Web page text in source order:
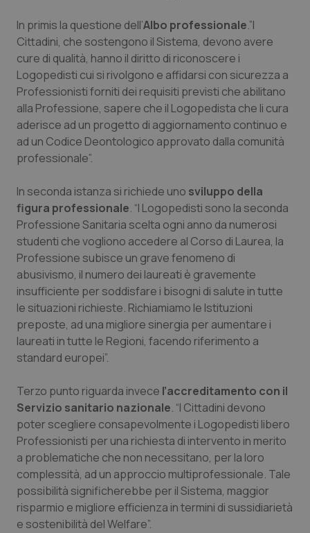
Provincia Autonoma di Trento
Puglia
Sardegna
Sicilia
Umbria
Valle D’Aosta
Veneto
Ipertensione & Scompenso
Malattie rare
Malattia di Crohn & Rettocolite Ulcerosa
Neuroscienze & patologie neurodegenerative
Oftalmologia
Oncodermatologia
Oncoematologia
Oncologia & Nutrizione
Psoriasi & pelle
Quotidiano Cardiologia
Quotidiano Chirurgia
Quotidiano Oncologia
Quotidiano Pediatria
In primis la questione dell’Albo professionale.”I
Cittadini, che sostengono il Sistema, devono avere
cure di qualità, hanno il diritto di riconoscere i
Logopedisti cui si rivolgono e affidarsi con sicurezza a
Professionisti forniti dei requisiti previsti che abilitano
alla Professione, sapere che il Logopedista che li cura
aderisce ad un progetto di aggiornamento continuo e
ad un Codice Deontologico approvato dalla comunità
professionale”.
In seconda istanza si richiede uno sviluppo della
figura professionale. “I Logopedisti sono la seconda
Professione Sanitaria scelta ogni anno da numerosi
studenti che vogliono accedere al Corso di Laurea, la
Professione subisce un grave fenomeno di
abusivismo, il numero dei laureati è gravemente
insufficiente per soddisfare i bisogni di salute in tutte
le situazioni richieste. Richiamiamo le Istituzioni
preposte, ad una migliore sinergia per aumentare i
laureati in tutte le Regioni, facendo riferimento a
standard europei”.
Terzo punto riguarda invece l’accreditamento con il
Servizio sanitario nazionale. “I Cittadini devono
poter scegliere consapevolmente i Logopedisti libero
Professionisti per una richiesta di intervento in merito
a problematiche che non necessitano, per la loro
complessità, ad un approccio multiprofessionale. Tale
possibilità significherebbe per il Sistema, maggior
risparmio e migliore efficienza in termini di sussidiarietà
e sostenibilità del Welfare”.